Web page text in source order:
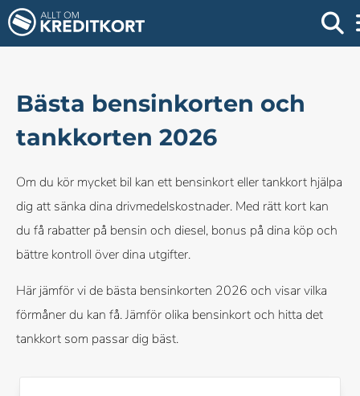
Bästa bensinkorten och
tankkorten 2026
Om du kör mycket bil kan ett bensinkort eller tankkort hjälpa
dig att sänka dina drivmedelskostnader. Med rätt kort kan
du få rabatter på bensin och diesel, bonus på dina köp och
bättre kontroll över dina utgifter.
Här jämför vi de bästa bensinkorten 2026 och visar vilka
förmåner du kan få. Jämför olika bensinkort och hitta det
tankkort som passar dig bäst.